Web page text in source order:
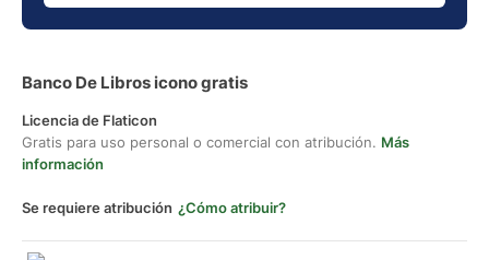
Banco De Libros icono gratis
Licencia de Flaticon
Gratis para uso personal o comercial con atribución. Más
información
Se requiere atribución ¿Cómo atribuir?